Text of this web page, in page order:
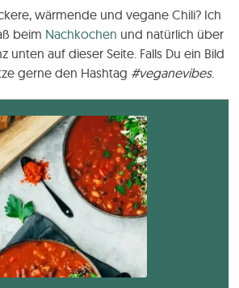
wärmende und vegane Chili? Ich
beim Nachkochen und natürlich über
unten auf dieser Seite. Falls Du ein Bild
gerne den Hashtag #veganevibes.